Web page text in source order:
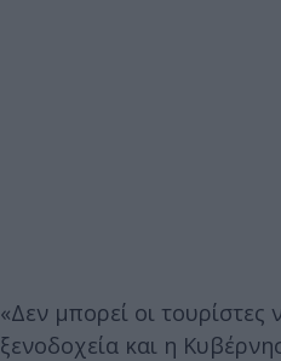
«Δεν μπορεί οι
ξενοδοχεία και η